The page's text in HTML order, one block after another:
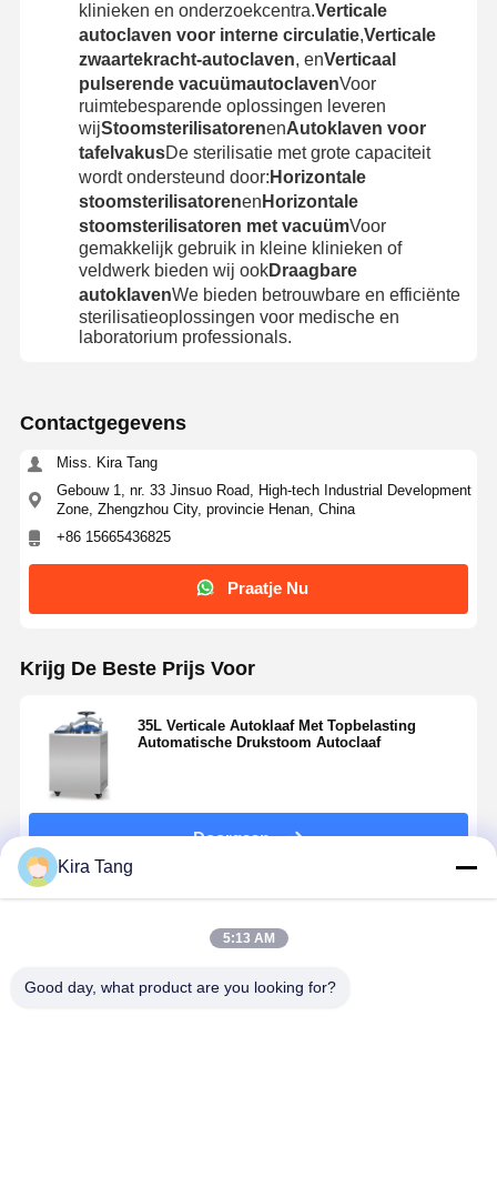
klinieken en onderzoekcentra.Verticale
autoclaven voor interne circulatie,Verticale
zwaartekracht-autoclaven, enVerticaal
pulserende vacuümautoclavenVoor
ruimtebesparende oplossingen leveren
wijStoomsterilisatorenenAutoklaven voor
tafelvakusDe sterilisatie met grote capaciteit
wordt ondersteund door: Horizontale
stoomsterilisatorenen Horizontale
stoomsterilisatoren met vacuümVoor
gemakkelijk gebruik in kleine klinieken of
veldwerk bieden wij ookDraagbare
autoklavenWe bieden betrouwbare en efficiënte
sterilisatieoplossingen voor medische en
laboratorium professionals.
Contactgegevens
Miss. Kira Tang
Gebouw 1, nr. 33 Jinsuo Road, High-tech Industrial Development
Zone, Zhengzhou City, provincie Henan, China
+86 15665436825
Praatje Nu
Krijg De Beste Prijs Voor
35L Verticale Autoklaaf Met Topbelasting
Automatische Drukstoom Autoclaaf
Doorgaan
Kira Tang
5:13 AM
Good day, what product are you looking for?